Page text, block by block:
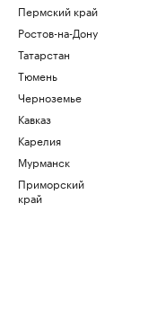
Пермский край
Ростов-на-Дону
Татарстан
Тюмень
Черноземье
Кавказ
Карелия
Мурманск
Приморский
край